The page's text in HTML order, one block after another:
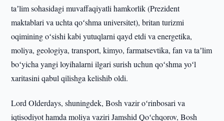
taʼlim sohasidagi muvaffaqiyatli hamkorlik (Prezident
maktablari va uchta qoʻshma universitet), britan turizmi
oqimining oʻsishi kabi yutuqlarni qayd etdi va energetika,
moliya, geologiya, transport, kimyo, farmatsevtika, fan va taʼlim
boʻyicha yangi loyihalarni ilgari surish uchun qoʻshma yoʻl
xaritasini qabul qilishga kelishib oldi.
Lord Olderdays, shuningdek, Bosh vazir oʻrinbosari va
iqtisodiyot hamda moliya vaziri Jamshid Qoʻchqorov, Bosh